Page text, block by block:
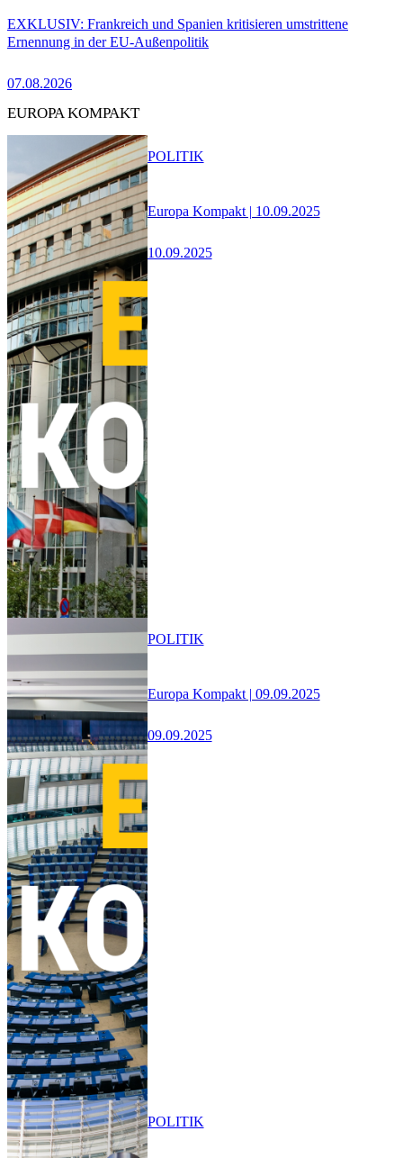
EXKLUSIV: Frankreich und Spanien kritisieren umstrittene
Ernennung in der EU-Außenpolitik
07.08.2026
EUROPA KOMPAKT
Europa Kompakt | 10.09.2025
10.09.2025
POLITIK
Europa Kompakt | 09.09.2025
09.09.2025
POLITIK
POLITIK